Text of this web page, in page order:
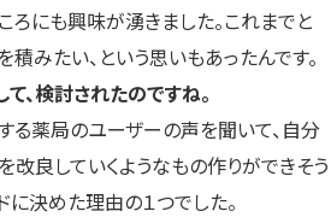
ろにも興味が湧きました。これまでと
みたい、という思いもあったんです。
、検討されたのですね。
る薬局のユーザーの声を聞いて、自分
改良していくようなもの作りができそう
に決めた理由の１つでした。